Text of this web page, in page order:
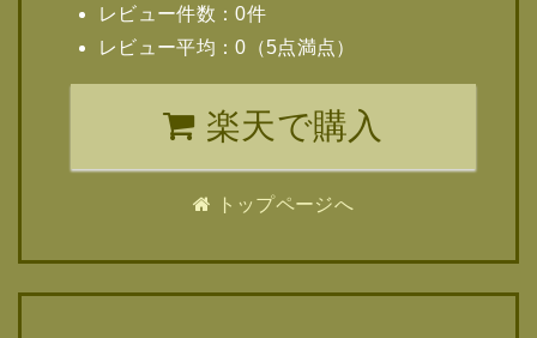
レビュー件数：0件
レビュー平均：0（5点満点）
楽天で購入
トップページへ